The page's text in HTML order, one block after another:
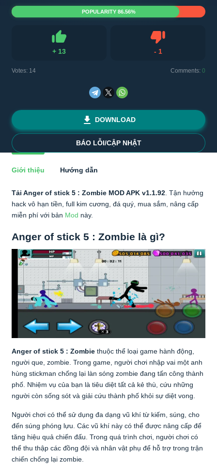
+ 13
Like
- 1
Votes: 14 Comments: 0
POPULARITY 86.56%
DOWNLOAD
BÁO LỖI/CẬP NHẬT
Giới thiệu Hướng dẫn
Tải Anger of stick 5 : Zombie MOD APK v1.1.92 . Tận hưởng
hack vô hạn tiền, full kim cương, đá quý, mua sắm, nâng cấp
miễn phí với bản Mod này.
Anger of stick 5 : Zombie là gì?
Anger of stick 5 : Zombie thuộc thể loại game hành động,
người que, zombie. Trong game, người chơi nhập vai một anh
hùng stickman chống lại làn sóng zombie đang tấn công thành
phố. Nhiệm vụ của bạn là tiêu diệt tất cả kẻ thù, cứu những
người còn sống sót và giải cứu thành phố khỏi sự diệt vong.
Người chơi có thể sử dụng đa dạng vũ khí từ kiếm, súng, cho
đến súng phóng lựu. Các vũ khí này có thể được nâng cấp để
tăng hiệu quả chiến đấu. Trong quá trình chơi, người chơi có
thể thu thập các đồng đội và nhân vật phụ để hỗ trợ trong trận
chiến chống lại zombie.